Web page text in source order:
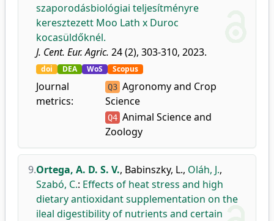
szaporodásbiológiai teljesítményre
keresztezett Moo Lath x Duroc
kocasüldőknél.
J. Cent. Eur. Agric. 24 (2), 303-310, 2023.
doi DEA WoS Scopus
Journal
metrics:
Q3 Agronomy and Crop
Science
Q4 Animal Science and
Zoology
9.Ortega, A. D. S. V., Babinszky, L., Oláh, J.,
Szabó, C.: Effects of heat stress and high
dietary antioxidant supplementation on the
ileal digestibility of nutrients and certain